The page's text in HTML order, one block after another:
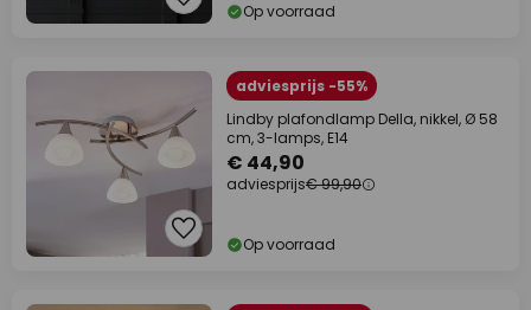
Op voorraad
adviesprijs -55%
Lindby plafondlamp Della, nikkel, Ø 58
cm, 3-lamps, E14
€ 44,90
adviesprijs€ 99,90
Op voorraad